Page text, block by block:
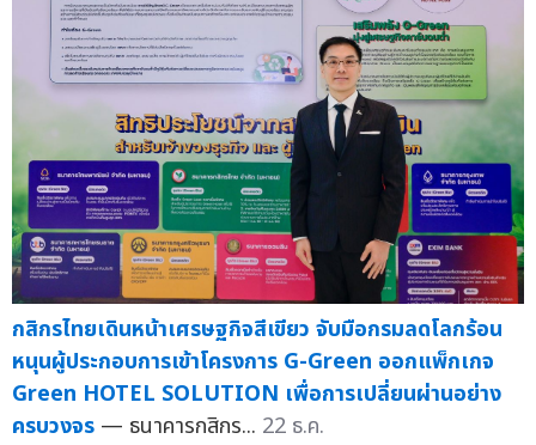
กสิกรไทยเดินหน้าเศรษฐกิจสีเขียว จับมือกรมลดโลกร้อน
หนุนผู้ประกอบการเข้าโครงการ G-Green ออกแพ็กเกจ
Green HOTEL SOLUTION เพื่อการเปลี่ยนผ่านอย่าง
ครบวงจร — ธนาคารกสิกร... 22 ธ.ค.